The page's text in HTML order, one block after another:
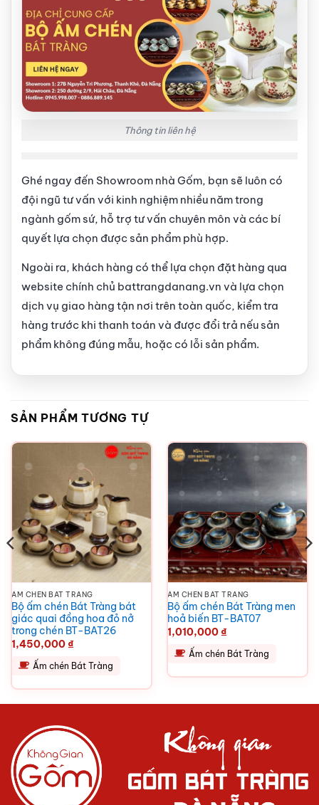
Thông tin liên hệ
Ghé ngay đến Showroom nhà Gốm, bạn sẽ luôn có
đội ngũ tư vấn với kinh nghiệm nhiều năm trong
ngành gốm sứ, hỗ trợ tư vấn chuyên môn và các bí
quyết lựa chọn được sản phẩm phù hợp.
Ngoài ra, khách hàng có thể lựa chọn đặt hàng qua
website chính chủ battrangdanang.vn và lựa chọn
dịch vụ giao hàng tận nơi trên toàn quốc, kiểm tra
hàng trước khi thanh toán và được đổi trả nếu sản
phẩm không đúng mẫu, hoặc có lỗi sản phẩm.
SẢN PHẨM TƯƠNG TỰ
ẤM CHÉN BÁT TRÀNG
Bộ ấm chén Bát Tràng bát
giác quai đồng hoa đỏ nở
trong chén BT-BAT26
1,450,000₫
Ấm chén Bát Tràng
ẤM CHÉN BÁT TRÀNG
Bộ ấm chén Bát Tràng men
hoả biến BT-BAT07
1,010,000₫
Ấm chén Bát Tràng